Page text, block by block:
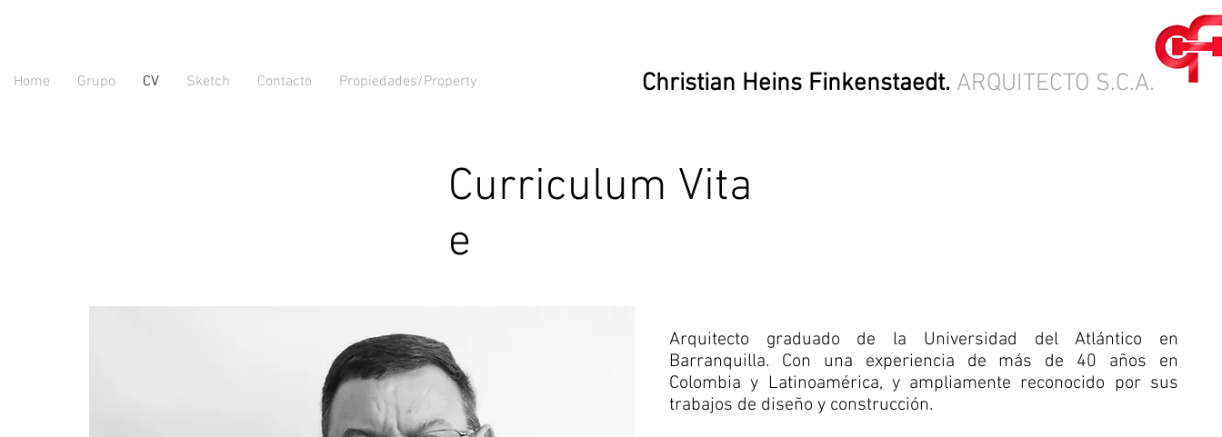
Home Grupo CV Sketch Contacto Propiedades/Property Christian Heins Finkenstaedt. ARQUITECTO S.C.A.
Curriculum Vita
e
Arquitecto graduado de la Universidad del Atlántico en
Barranquilla. Con una experiencia de más de 40 años en
Colombia y Latinoamérica, y ampliamente reconocido por sus
trabajos de diseño y construcción.